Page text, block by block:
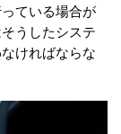
ている場合が
うしたシステ
ければならな